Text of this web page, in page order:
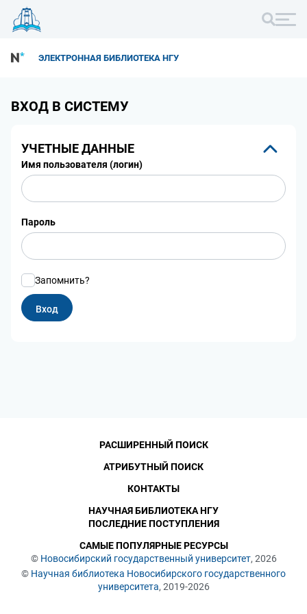
ЭЛЕКТРОННАЯ БИБЛИОТЕКА НГУ
ВХОД В СИСТЕМУ
УЧЕТНЫЕ ДАННЫЕ
Имя пользователя (логин)
Пароль
Запомнить?
© Новосибирский государственный университет, 2026
© Научная библиотека Новосибирского государственного
университета, 2019-2026
РАСШИРЕННЫЙ ПОИСК
АТРИБУТНЫЙ ПОИСК
КОНТАКТЫ
НАУЧНАЯ БИБЛИОТЕКА НГУ
ПОСЛЕДНИЕ ПОСТУПЛЕНИЯ
САМЫЕ ПОПУЛЯРНЫЕ РЕСУРСЫ